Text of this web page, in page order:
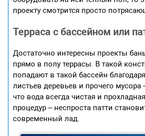
проекту смотрится просто
Терраса с бассейном или
Достаточно интересны проекты
прямо в полу террасы. В такой
попадают в такой бассейн
листьев деревьев и прочего мусора
что вода всегда чистая и
процедур – неспроста патти
современный лад.